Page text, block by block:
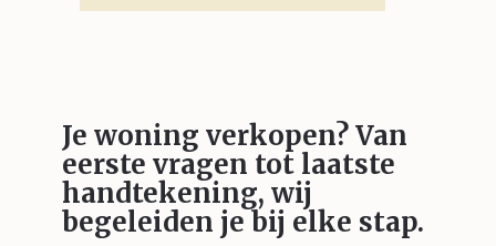
Je woning verkopen?Van
eerste vragen tot laatste
handtekening, wij
begeleiden je bij elke stap.